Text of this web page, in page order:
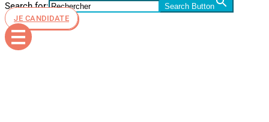
Search for:
Search Button
JE CANDIDATE